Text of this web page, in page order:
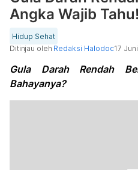
Angka Wajib Tahu!
Hidup Sehat
Ditinjau oleh Redaksi Halodoc17
Gula Darah Rendah
Bahayanya?